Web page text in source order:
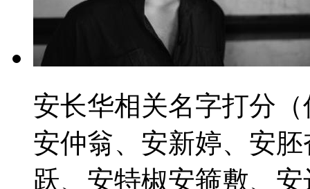
安长华相关名字打分
安仲翁、安新婷、安
跃、安特椒安箍敷、